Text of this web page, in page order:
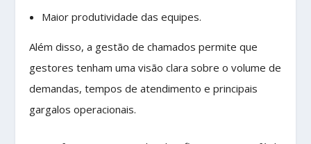
Maior produtividade das equipes.
Além disso, a gestão de chamados permite que
gestores tenham uma visão clara sobre o volume de
demandas, tempos de atendimento e principais
gargalos operacionais.